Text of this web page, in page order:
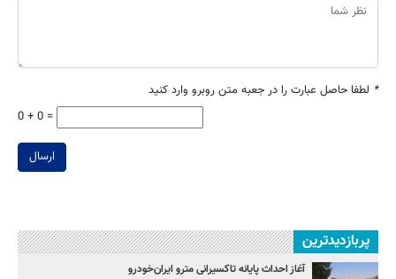
* لطفا حاصل عبارت را در جعبه متن روبرو وارد کنید
0 + 0 =
ارسال
پربازدیدترین
آغاز احداث پایانه تاکسیرانی مترو ایران‌خودرو